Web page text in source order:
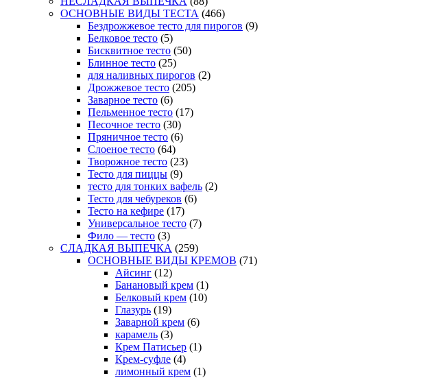
ОСНОВНЫЕ ВИДЫ ТЕСТА (466)
Бездрожжевое тесто для пирогов (9)
Белковое тесто (5)
Бисквитное тесто (50)
Блинное тесто (25)
для наливных пирогов (2)
Дрожжевое тесто (205)
Заварное тесто (6)
Пельменное тесто (17)
Песочное тесто (30)
Пряничное тесто (6)
Слоеное тесто (64)
Творожное тесто (23)
Тесто для пиццы (9)
тесто для тонких вафель (2)
Тесто для чебуреков (6)
Тесто на кефире (17)
Универсальное тесто (7)
Фило — тесто (3)
СЛАДКАЯ ВЫПЕЧКА (259)
ОСНОВНЫЕ ВИДЫ КРЕМОВ (71)
Айсинг (12)
Банановый крем (1)
Белковый крем (10)
Глазурь (19)
Заварной крем (6)
карамель (3)
Крем Патисьер (1)
Крем-суфле (4)
лимонный крем (1)